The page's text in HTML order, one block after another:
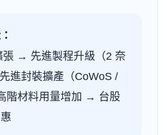
張 → 先進製程升級（2 奈
進封裝擴產（CoWoS /
階材料用量增加 → 台股